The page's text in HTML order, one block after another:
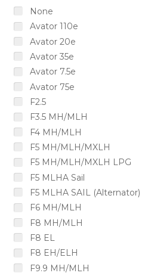
None
Avator 110e
Avator 20e
Avator 35e
Avator 7.5e
Avator 75e
F2.5
F3.5 MH/MLH
F4 MH/MLH
F5 MH/MLH/MXLH
F5 MH/MLH/MXLH LPG
F5 MLHA Sail
F5 MLHA SAIL (Alternator)
F6 MH/MLH
F8 MH/MLH
F8 EL
F8 EH/ELH
F9.9 MH/MLH